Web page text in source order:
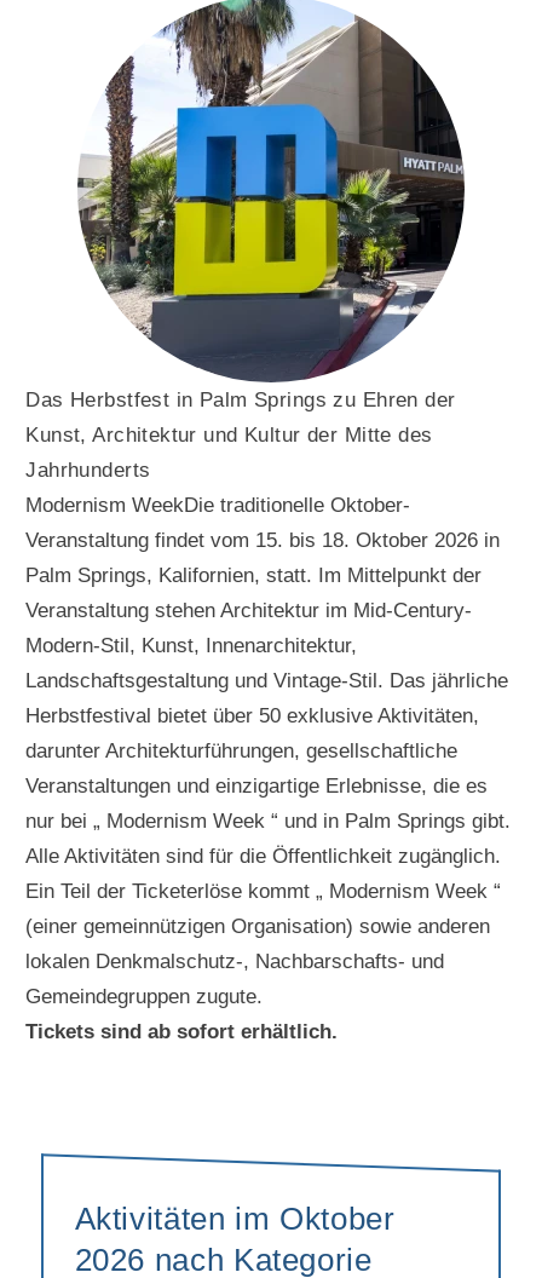
Das Herbstfest in Palm Springs zu Ehren der
Kunst, Architektur und Kultur der Mitte des
Jahrhunderts
Modernism WeekDie traditionelle Oktober-
Veranstaltung findet vom 15. bis 18. Oktober 2026 in
Palm Springs, Kalifornien, statt. Im Mittelpunkt der
Veranstaltung stehen Architektur im Mid-Century-
Modern-Stil, Kunst, Innenarchitektur,
Landschaftsgestaltung und Vintage-Stil. Das jährliche
Herbstfestival bietet über 50 exklusive Aktivitäten,
darunter Architekturführungen, gesellschaftliche
Veranstaltungen und einzigartige Erlebnisse, die es
nur bei „ Modernism Week “ und in Palm Springs gibt.
Alle Aktivitäten sind für die Öffentlichkeit zugänglich.
Ein Teil der Ticketerlöse kommt „ Modernism Week “
(einer gemeinnützigen Organisation) sowie anderen
lokalen Denkmalschutz-, Nachbarschafts- und
Gemeindegruppen zugute.
Tickets sind ab sofort erhältlich.
Aktivitäten im Oktober
2026 nach Kategorie